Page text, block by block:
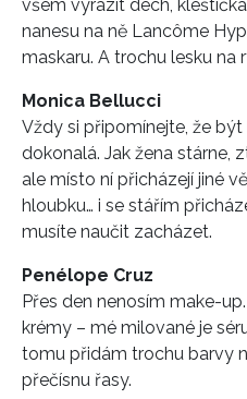
všem vyrazit dech,
nanesu na ně Lancôme
maskaru. A trochu lesku na
Monica Bellucci
Vždy si připomínejte, že
dokonalá. Jak žena stárne,
ale místo ní přicházejí jiné
hloubku… i se stářím
musíte naučit zacházet.
Penélope Cruz
Přes den nenosím make-
krémy – mé milované je
tomu přidám trochu barvy
přečísnu řasy.